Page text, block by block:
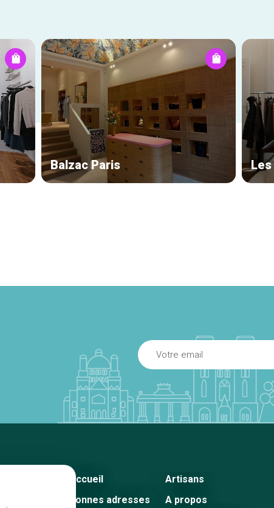
Balzac Paris Les
Accueil
Bonnes adresses
Artisans
A propos